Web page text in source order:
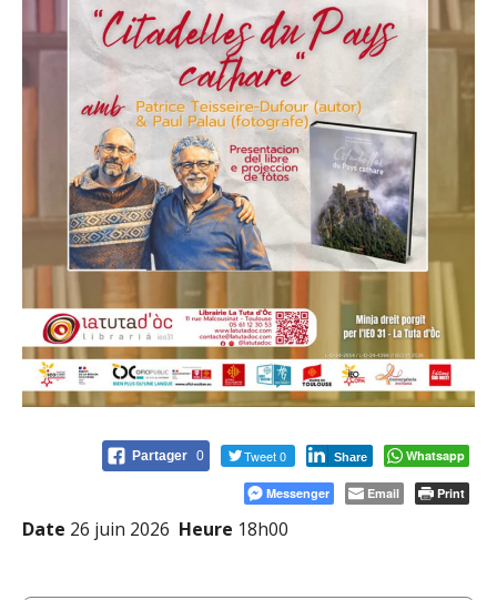
Partager 0 Tweet 0 Share Whatsapp
Messenger Email Print
Date 26 juin 2026 Heure 18h00